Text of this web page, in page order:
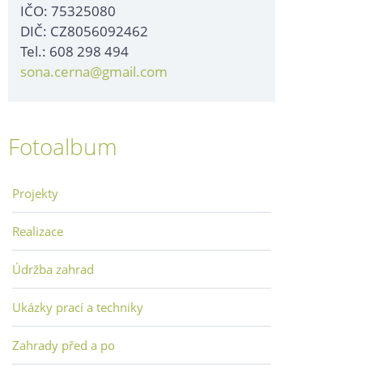
IČO: 75325080
DIČ: CZ8056092462
Tel.: 608 298 494
sona.cerna@gmail.com
Fotoalbum
Projekty
Realizace
Údržba zahrad
Ukázky prací a techniky
Zahrady před a po